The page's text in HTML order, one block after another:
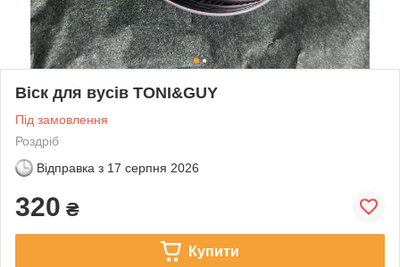
Віск для вусів TONI&GUY
Під замовлення
Роздріб
Відправка з 17 серпня 2026
320 ₴
Купити